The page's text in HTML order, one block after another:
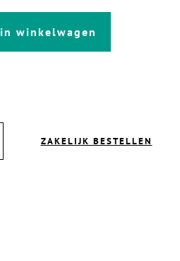
in winkelwagen
ZAKELIJK BESTELLEN